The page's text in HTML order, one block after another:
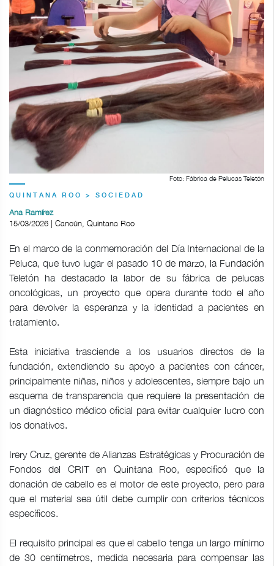
Foto: Fábrica de Pelucas Teletón
QUINTANA ROO > SOCIEDAD
Ana Ramírez
15/03/2026 | Cancún, Quintana Roo
En el marco de la conmemoración del Día Internacional de la
Peluca, que tuvo lugar el pasado 10 de marzo, la Fundación
Teletón ha destacado la labor de su fábrica de pelucas
oncológicas, un proyecto que opera durante todo el año
para devolver la esperanza y la identidad a pacientes en
tratamiento.
Esta iniciativa trasciende a los usuarios directos de la
fundación, extendiendo su apoyo a pacientes con cáncer,
principalmente niñas, niños y adolescentes, siempre bajo un
esquema de transparencia que requiere la presentación de
un diagnóstico médico oficial para evitar cualquier lucro con
los donativos.
Irery Cruz, gerente de Alianzas Estratégicas y Procuración de
Fondos del CRIT en Quintana Roo, especificó que la
donación de cabello es el motor de este proyecto, pero para
que el material sea útil debe cumplir con criterios técnicos
específicos.
El requisito principal es que el cabello tenga un largo mínimo
de 30 centímetros, medida necesaria para compensar las